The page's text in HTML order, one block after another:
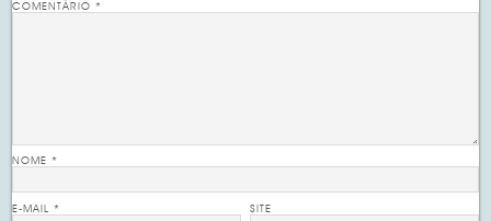
COMENTÁRIO*
NOME*
E-MAIL* SITE